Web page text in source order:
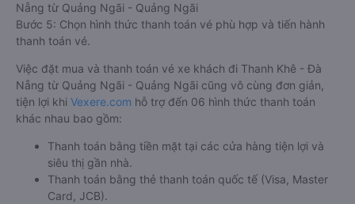
Nẵng từ Quảng Ngãi - Quảng Ngãi
Bước 5: Chọn hình thức thanh toán vé phù hợp và tiến hành
thanh toán vé.
Việc đặt mua và thanh toán vé xe khách đi Thanh Khê - Đà
Nẵng từ Quảng Ngãi - Quảng Ngãi cũng vô cùng đơn giản,
tiện lợi khi Vexere.com hỗ trợ đến 06 hình thức thanh toán
khác nhau bao gồm:
Thanh toán bằng tiền mặt tại các cửa hàng tiện lợi và
siêu thị gần nhà.
Thanh toán bằng thẻ thanh toán quốc tế (Visa, Master
Card, JCB).